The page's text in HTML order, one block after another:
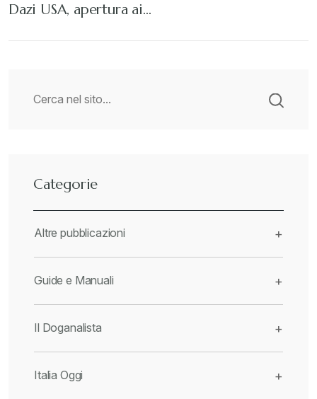
Dazi USA, apertura ai…
Categorie
Altre pubblicazioni +
Guide e Manuali +
Il Doganalista +
Italia Oggi +